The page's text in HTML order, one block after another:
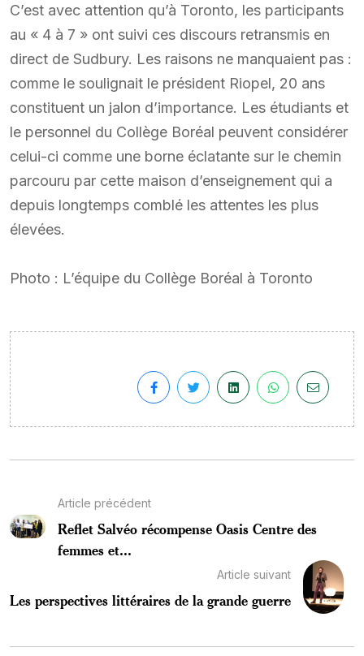
C’est avec attention qu’à Toronto, les participants
au « 4 à 7 » ont suivi ces discours retransmis en
direct de Sudbury. Les raisons ne manquaient pas :
comme le soulignait le président Riopel, 20 ans
constituent un jalon d’importance. Les étudiants et
le personnel du Collège Boréal peuvent considérer
celui-ci comme une borne éclatante sur le chemin
parcouru par cette maison d’enseignement qui a
depuis longtemps comblé les attentes les plus
élevées.
Photo : L’équipe du Collège Boréal à Toronto
Article précédent
Reflet Salvéo récompense Oasis Centre des
femmes et...
Article suivant
Les perspectives littéraires de la grande guerre